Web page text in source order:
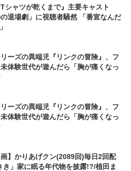
Tシャツが乾くまで』主要キャスト
の退場劇」に視聴者騒然 「番宣なんだ
ーズの異端児『リンクの冒険』、フ
体験世代が遊んだら「胸が痛くなっ
ーズの異端児『リンクの冒険』、フ
体験世代が遊んだら「胸が痛くなっ
画】かりあげクン(2089回)毎日2回配
き」家に眠る年代物を披露!?/植田ま